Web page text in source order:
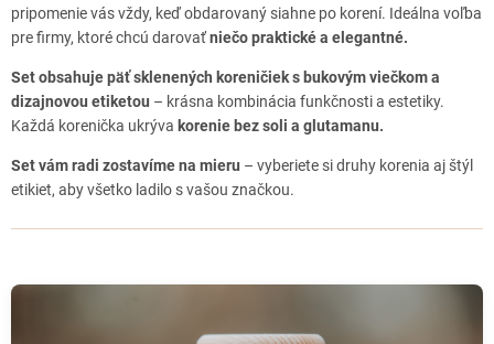
pripomenie vás vždy, keď obdarovaný siahne po korení. Ideálna voľba
pre firmy, ktoré chcú darovaťniečo praktické a elegantné.
Set obsahuje päť sklenených koreničiek s bukovým viečkom a
dizajnovou etiketou – krásna kombinácia funkčnosti a estetiky.
Každá korenička ukrýva korenie bez soli a glutamanu.
Set vám radi zostavíme na mieru – vyberiete si druhy korenia aj štýl
etikiet, aby všetko ladilo s vašou značkou.